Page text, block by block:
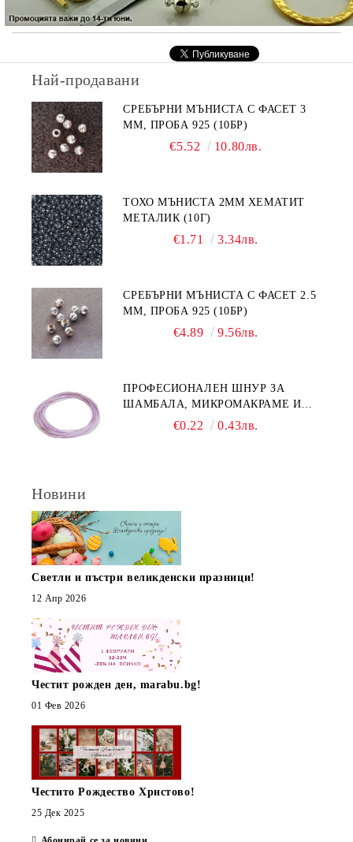
Най-продавани
СРЕБЪРНИ МЪНИСТА С ФАСЕТ 3
ММ, ПРОБА 925 (10БР)
€5.52 10.80лв.
ТОХО МЪНИСТА 2ММ ХЕМАТИТ
МЕТАЛИК (10Г)
€1.71 3.34лв.
СРЕБЪРНИ МЪНИСТА С ФАСЕТ 2.5
ММ, ПРОБА 925 (10БР)
€4.89 9.56лв.
ПРОФЕСИОНАЛЕН ШНУР ЗА
ШАМБАЛА, МИКРОМАКРАМЕ И
ВЪЗЛИ,GRIFFIN, ЦВЯТ ЛЮЛЯК1ММ
€0.22 0.43лв.
Новини
Светли и пъстри великденски празници!
12 Апр 2026
Честит рожден ден, marabu.bg!
01 Фев 2026
Честито Рождество Христово!
25 Дек 2025